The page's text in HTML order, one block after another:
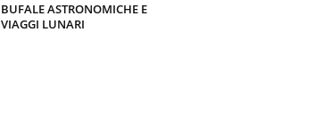
BUFALE ASTRONOMICHE E
VIAGGI LUNARI